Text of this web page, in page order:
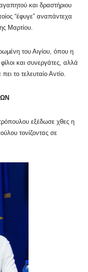
και δραστήριου
“έφυγε” αναπάντεχα
Μαρτίου.
του Αιγίου, όπου η
φίλοι και συνεργάτες, αλλά
το τελευταίο Αντίο.
εξέδωσε χθες η
τονίζοντας σε